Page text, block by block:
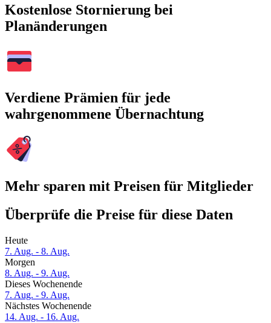
Kostenlose Stornierung bei
Planänderungen
Verdiene Prämien für jede
wahrgenommene Übernachtung
Mehr sparen mit Preisen für Mitglieder
Überprüfe die Preise für diese Daten
Heute
7. Aug. - 8. Aug.
Morgen
8. Aug. - 9. Aug.
Dieses Wochenende
7. Aug. - 9. Aug.
Nächstes Wochenende
14. Aug. - 16. Aug.